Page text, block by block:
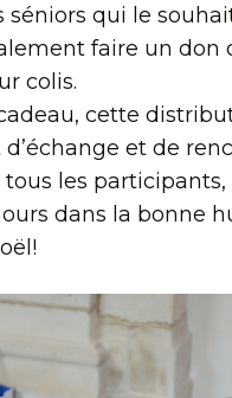
séniors qui le
faire un don
colis.
cette
et de
les participants,
dans la bonne